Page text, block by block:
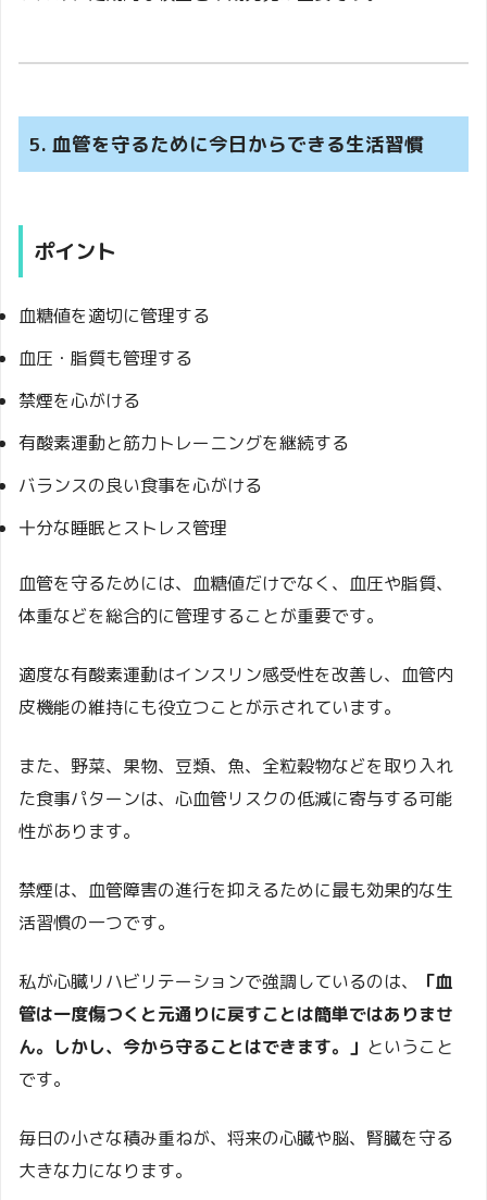
5. 血管を守るために今日からできる生活習慣
ポイント
血糖値を適切に管理する
血圧・脂質も管理する
禁煙を心がける
有酸素運動と筋力トレーニングを継続する
バランスの良い食事を心がける
十分な睡眠とストレス管理
血管を守るためには、血糖値だけでなく、血圧や脂質、
体重などを総合的に管理することが重要です。
適度な有酸素運動はインスリン感受性を改善し、血管内
皮機能の維持にも役立つことが示されています。
また、野菜、果物、豆類、魚、全粒穀物などを取り入れ
た食事パターンは、心血管リスクの低減に寄与する可能
性があります。
禁煙は、血管障害の進行を抑えるために最も効果的な生
活習慣の一つです。
私が心臓リハビリテーションで強調しているのは、
「血
管は一度傷つくと元通りに戻すことは簡単ではありませ
ん。しかし、今から守ることはできます。」 ということ
です。
毎日の小さな積み重ねが、将来の心臓や脳、腎臓を守る
大きな力になります。